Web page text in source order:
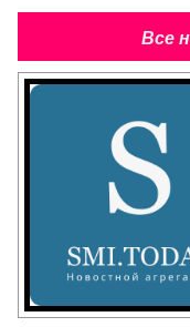
Все